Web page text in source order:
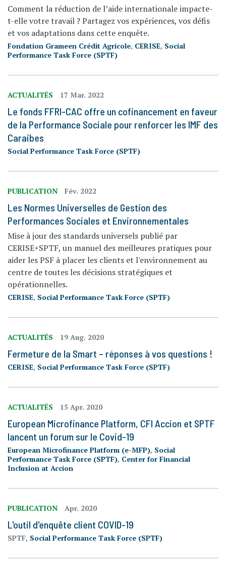
Comment la réduction de l’aide internationale impacte-
t-elle votre travail ? Partagez vos expériences, vos défis
et vos adaptations dans cette enquête.
Fondation Grameen Crédit Agricole, CERISE, Social
Performance Task Force (SPTF)
ACTUALITÉS 17 Mar. 2022
Le fonds FFRI-CAC offre un cofinancement en faveur
de la Performance Sociale pour renforcer les IMF des
Caraibes
Social Performance Task Force (SPTF)
PUBLICATION Fév. 2022
Les Normes Universelles de Gestion des
Performances Sociales et Environnementales
Mise à jour des standards universels publié par
CERISE+SPTF, un manuel des meilleures pratiques pour
aider les PSF à placer les clients et l'environnement au
centre de toutes les décisions stratégiques et
opérationnelles.
CERISE, Social Performance Task Force (SPTF)
ACTUALITÉS 19 Aug. 2020
Fermeture de la Smart – réponses à vos questions !
CERISE, Social Performance Task Force (SPTF)
ACTUALITÉS 15 Apr. 2020
European Microfinance Platform, CFI Accion et SPTF
lancent un forum sur le Covid-19
European Microfinance Platform (e-MFP), Social
Performance Task Force (SPTF), Center for Financial
Inclusion at Accion
PUBLICATION Apr. 2020
L'outil d'enquête client COVID-19
SPTF, Social Performance Task Force (SPTF)